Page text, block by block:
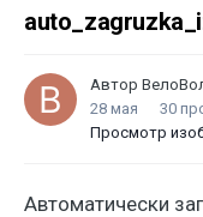
Автор
28 мая
30
Просмотр
Автоматически